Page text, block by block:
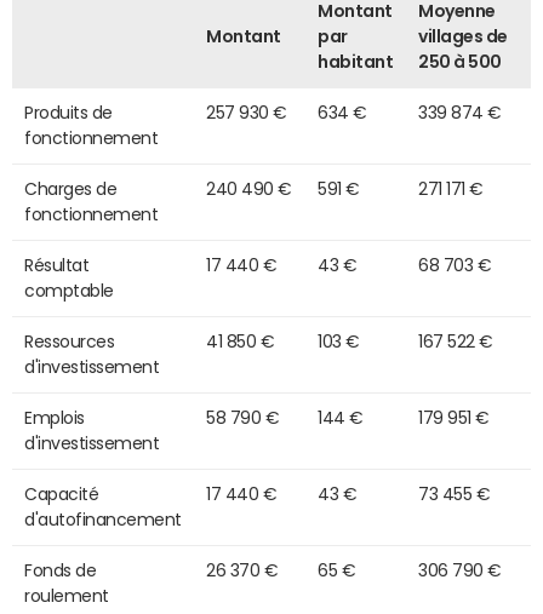
Montant
Montant
par
habitant
Moyenne
villages de
250 à 500
Produits de
fonctionnement
257 930 € 634 € 339 874 €
Charges de
fonctionnement
240 490 € 591 € 271 171 €
Résultat
comptable
17 440 € 43 € 68 703 €
Ressources
d'investissement
41 850 € 103 € 167 522 €
Emplois
d'investissement
58 790 € 144 € 179 951 €
Capacité
d'autofinancement
17 440 € 43 € 73 455 €
Fonds de
roulement
26 370 € 65 € 306 790 €